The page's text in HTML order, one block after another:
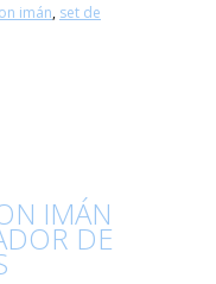
imán, set de
IMÁN
DE